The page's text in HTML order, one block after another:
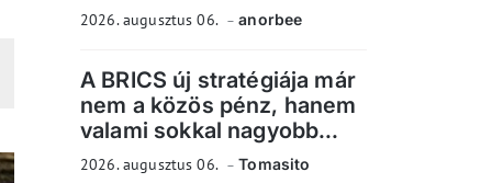
2026. augusztus 06. anorbee
A BRICS új stratégiája már
nem a közös pénz, hanem
valami sokkal nagyobb...
2026. augusztus 06. Tomasito